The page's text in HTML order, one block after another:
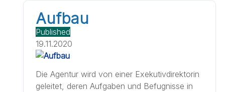
Aufbau
Published
19.11.2020
Die Agentur wird von einer Exekutivdirektorin
geleitet, deren Aufgaben und Befugnisse in